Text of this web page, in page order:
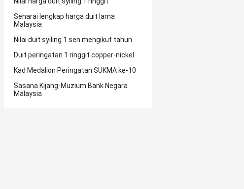
Senarai lengkap harga duit lama
Malaysia
Nilai duit syiling 1 sen mengikut tahun
Duit peringatan 1 ringgit copper-nickel
Kad Medalion Peringatan SUKMA ke-10
Sasana Kijang-Muzium Bank Negara
Malaysia